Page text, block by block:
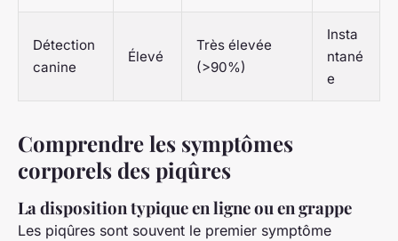
Détection
canine
Élevé
Très élevée
(>90%)
Insta
ntané
e
Comprendre les symptômes
corporels des piqûres
La disposition typique en ligne ou en grappe
Les piqûres sont souvent le premier symptôme